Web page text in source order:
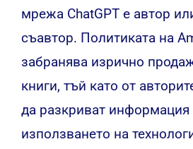
мрежа ChatGPT е автор
съавтор. Политиката на
забранява изрично
книги, тъй като от
да разкриват информация
използването на